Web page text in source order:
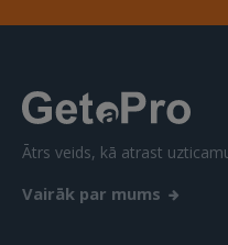
Ātrs veids, kā atrast
Vairāk par mums